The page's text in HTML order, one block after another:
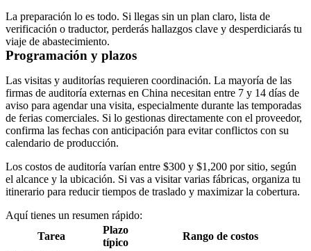
La preparación lo es todo. Si llegas sin un plan claro, lista de
verificación o traductor, perderás hallazgos clave y desperdiciarás tu
viaje de abastecimiento.
Programación y plazos
Las visitas y auditorías requieren coordinación. La mayoría de las
firmas de auditoría externas en China necesitan entre 7 y 14 días de
aviso para agendar una visita, especialmente durante las temporadas
de ferias comerciales. Si lo gestionas directamente con el proveedor,
confirma las fechas con anticipación para evitar conflictos con su
calendario de producción.
Los costos de auditoría varían entre $300 y $1,200 por sitio, según
el alcance y la ubicación. Si vas a visitar varias fábricas, organiza tu
itinerario para reducir tiempos de traslado y maximizar la cobertura.
Aquí tienes un resumen rápido:
Tarea
Plazo
típico
Rango de costos